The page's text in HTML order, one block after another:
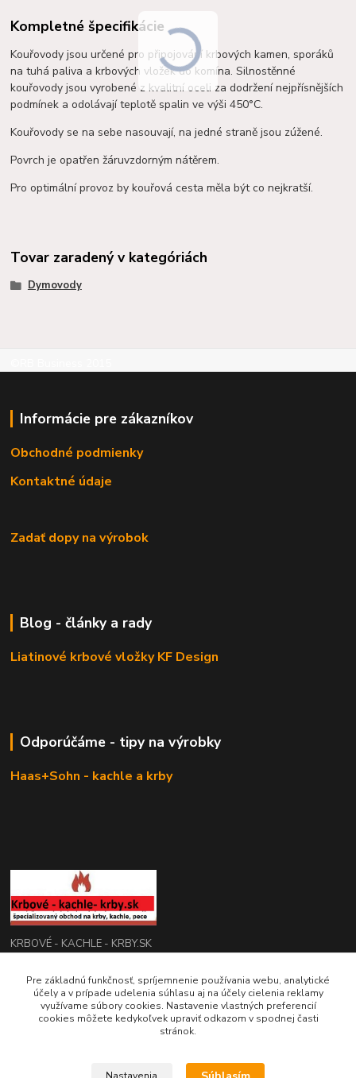
Kompletné špecifikácie
Kouřovody jsou určené pro připojování krbových kamen, sporáků
na tuhá paliva a krbových vložek do komína. Silnostěnné
kouřovody jsou vyrobené z kvalitní oceli za dodržení nejpřísnějších
podmínek a odolávají teplotě spalin ve výši 450°C.
Kouřovody se na sebe nasouvají, na jedné straně jsou zúžené.
Povrch je opatřen žáruvzdorným nátěrem.
Pro optimální provoz by kouřová cesta měla být co nejkratší.
Tovar zaradený v kategóriách
Dymovody
Informácie pre zákazníkov
Obchodné podmienky
Kontaktné údaje
Zadať dopy na výrobok
Blog - články a rady
Liatinové krbové vložky KF Design
Odporúčáme - tipy na výrobky
Haas+Sohn - kachle a krby
KRBOVÉ - KACHLE - KRBY.SK
0949 476 255
08:00 - 17.00
Pre základnú funkčnosť, spríjemnenie používania webu, analytické
účely a v prípade udelenia súhlasu aj na účely cielenia reklamy
využívame súbory cookies. Nastavenie vlastných preferencií
cookies môžete kedykoľvek upraviť odkazom v spodnej časti
stránok.